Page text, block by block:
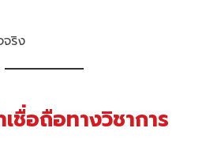
จริง
ชื่อถือทางวิชาการ